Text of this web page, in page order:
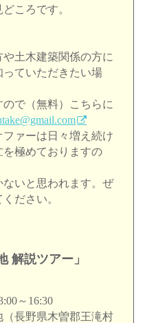
ころです。
土木建築関係の方に
ていただきたい場
で（無料）
こちらに
ァーは日々増え続け
極めておりますの
いと思われます。ぜ
ださい。
解説ツアー」
～16:30
長野県木曽郡王滝村